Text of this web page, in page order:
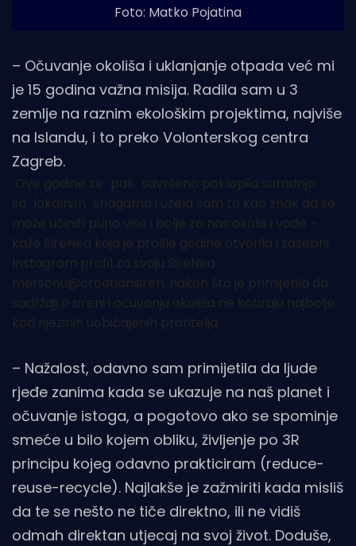
Foto: Matko Pojatina
– Očuvanje okoliša i uklanjanje otpada već mi
je 15 godina važna misija. Radila sam u 3
zemlje na raznim ekološkim projektima, najviše
na Islandu, i to preko Volonterskog centra
Zagreb.
Ove godine se pak savršeno poklopila suradnja
sa lokalnim snagama i uzela sam to kao znak da se
može učiniti puno više i bolje za nas okoliš i vode –
kaže SireNea koja je prošle godine otvorila i zasebni
Instagram profil za svoju SireNea
mersonu@croatiansiren, nakon što je primijetila da
sadržaji o sireni i očuvanju okoliša ne kotiraju najbolje
kod njezinih uobičajenih pratitelja.
– Nažalost, odavno sam primijetila da ljude
rjeđe zanima kada se ukazuje na naš planet i
očuvanje istoga, a pogotovo ako se spominje
smeće u bilo kojem obliku, življenje po 3R
principu kojeg odavno prakticiram (reduce-
reuse-recycle). Najlakše je zažmiriti kada misliš
da te se nešto ne tiče direktno, ili ne vidiš
odmah direktan utjecaj na svoj život. Doduše,